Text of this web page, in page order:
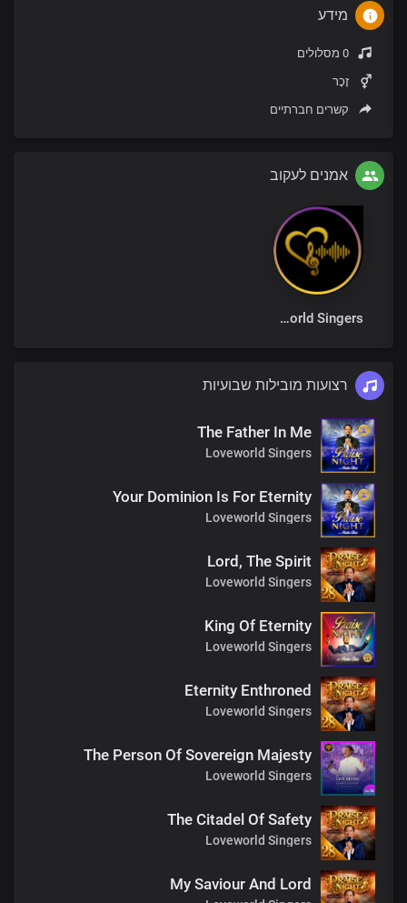
מידע
זָכָר
קשרים חברתיים
אמנים לעקוב
Loveworld Singers
רצועות מובילות שבועיות
The Father In Me
Loveworld Singers
Your Dominion Is For Eternity
Loveworld Singers
Lord, The Spirit
Loveworld Singers
King Of Eternity
Loveworld Singers
Eternity Enthroned
Loveworld Singers
The Person Of Sovereign Majesty
Loveworld Singers
The Citadel Of Safety
Loveworld Singers
My Saviour And Lord